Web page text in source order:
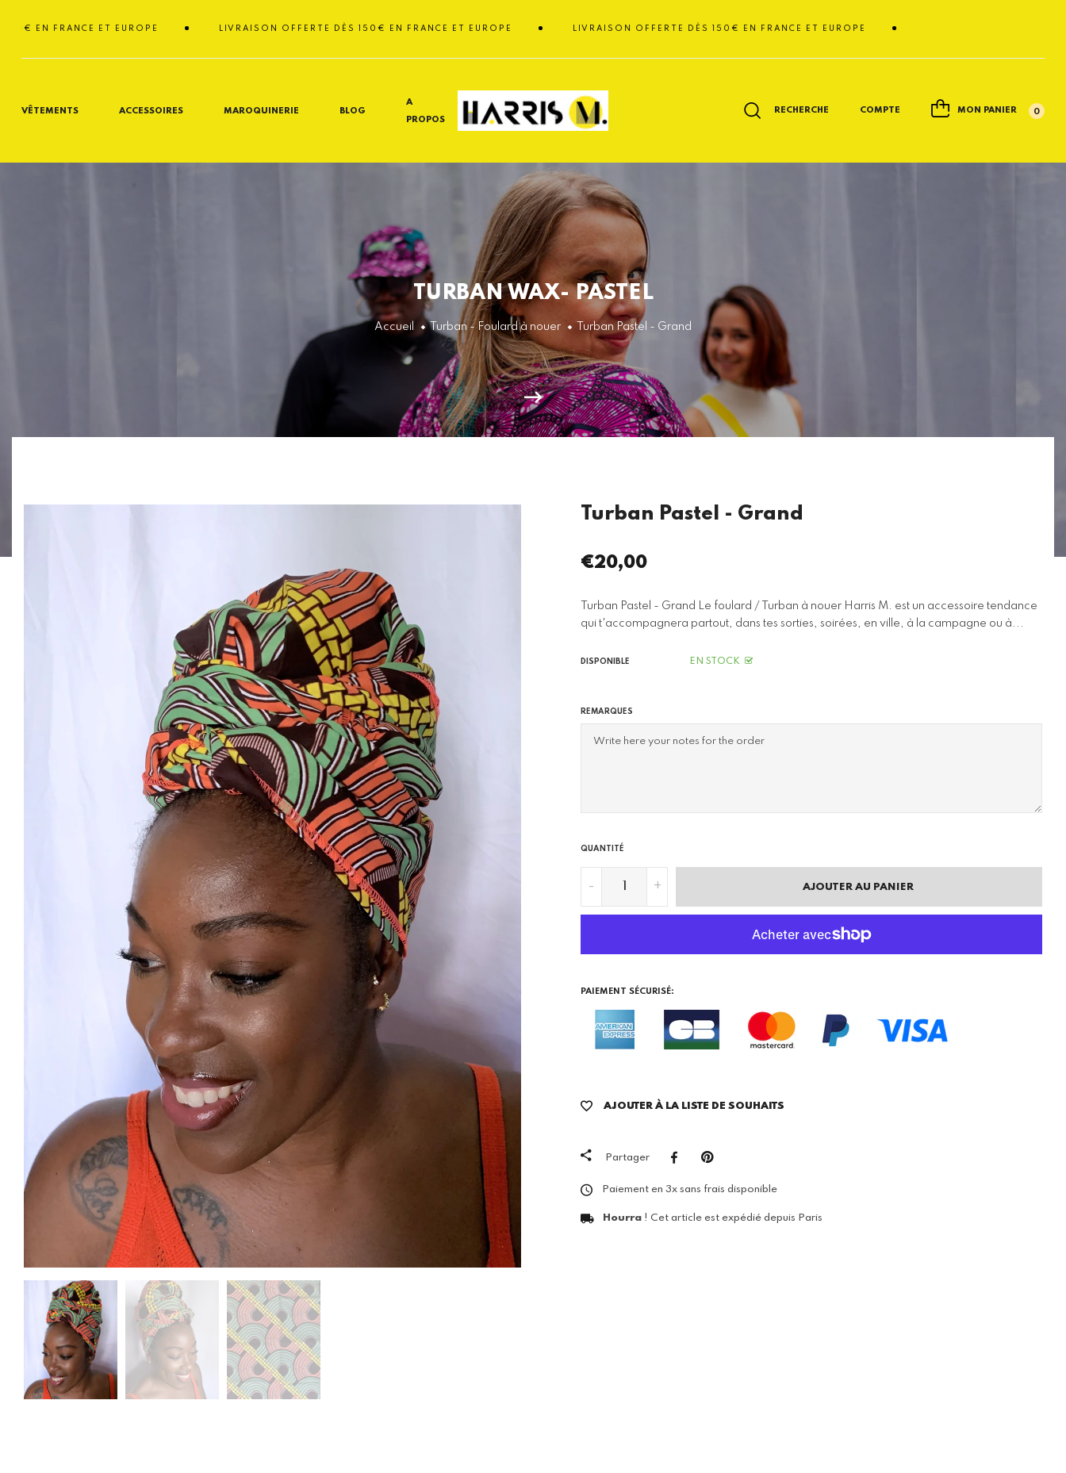
LIVRAISON OFFERTE DÈS 150€ EN FRANCE ET EUROPE LIVRAISON OFFERTE DÈS 150€ EN FRANCE ET EUROPE
ET EUROPE
VÊTEMENTS ACCESSOIRES MAROQUINERIE BLOG
A
PROPOS
RECHERCHE COMPTE MON PANIER 0
TURBAN WAX- PASTEL
Accueil Turban - Foulard à nouer Turban Pastel - Grand
Turban Pastel - Grand
Prix
€20,00
Turban Pastel - Grand Le foulard / Turban à nouer Harris M. est un accessoire tendance
qui t'accompagnera partout, dans tes sorties, soirées, en ville, à la campagne ou à...
DISPONIBLE EN STOCK
REMARQUES
QUANTITÉ
- + AJOUTER AU PANIER
PAIEMENT SÉCURISÉ:
AJOUTER À LA LISTE DE SOUHAITS
Partager
Paiement en 3x sans frais disponible
Hourra ! Cet article est expédié depuis Paris